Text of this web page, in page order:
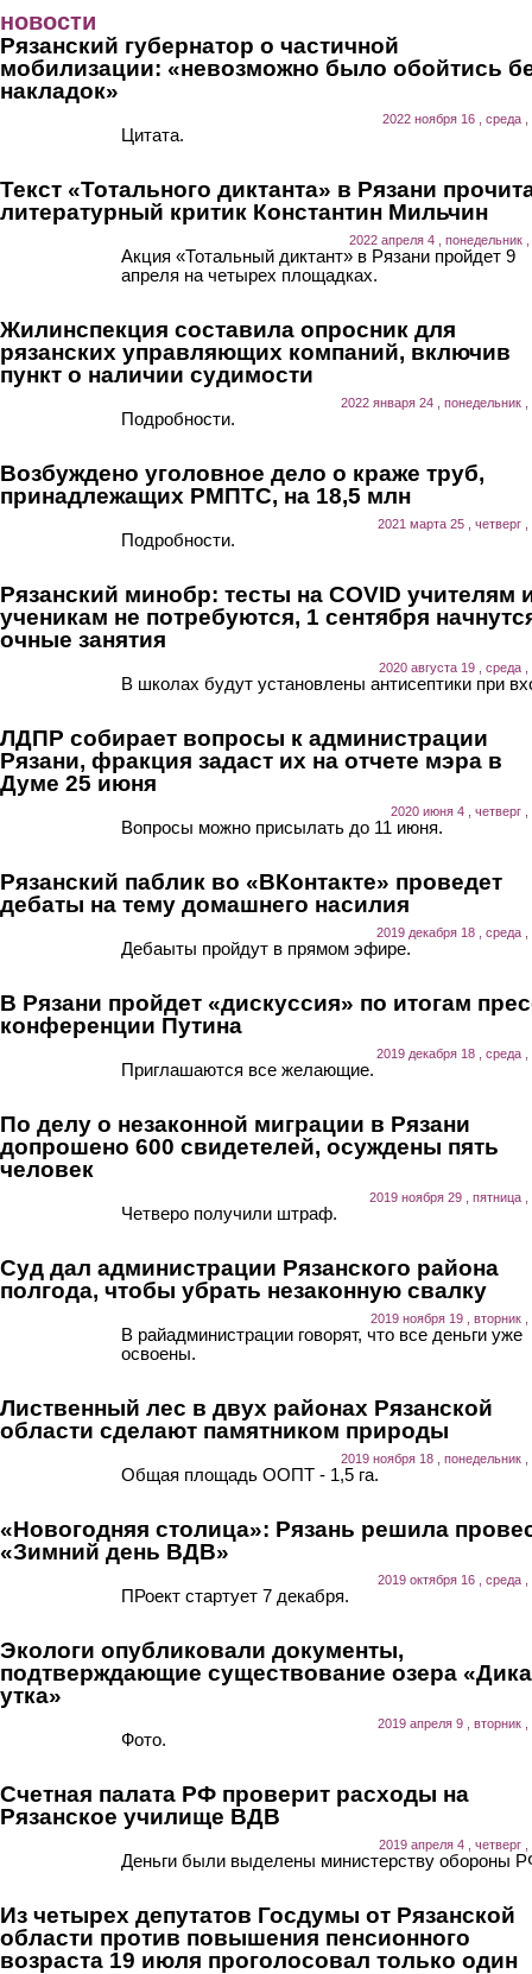
новости
Рязанский губернатор о частичной
мобилизации: «невозможно было обойтись
накладок»
2022 ноября 16 , среда ,
Цитата.
Текст «Тотального диктанта» в Рязани
литературный критик Константин Мильчин
2022 апреля 4 , понедельник ,
Акция «Тотальный диктант» в Рязани пройдет 9
апреля на четырех площадках.
Жилинспекция составила опросник для
рязанских управляющих компаний, включив
пункт о наличии судимости
2022 января 24 , понедельник ,
Подробности.
Возбуждено уголовное дело о краже труб,
принадлежащих РМПТС, на 18,5 млн
2021 марта 25 , четверг ,
Подробности.
Рязанский минобр: тесты на COVID учителям
ученикам не потребуются, 1 сентября
очные занятия
2020 августа 19 , среда ,
В школах будут установлены антисептики при
ЛДПР собирает вопросы к администрации
Рязани, фракция задаст их на отчете мэра в
Думе 25 июня
2020 июня 4 , четверг ,
Вопросы можно присылать до 11 июня.
Рязанский паблик во «ВКонтакте» проведет
дебаты на тему домашнего насилия
2019 декабря 18 , среда ,
Дебаыты пройдут в прямом эфире.
В Рязани пройдет «дискуссия» по итогам
конференции Путина
2019 декабря 18 , среда ,
Приглашаются все желающие.
По делу о незаконной миграции в Рязани
допрошено 600 свидетелей, осуждены пять
человек
2019 ноября 29 , пятница ,
Четверо получили штраф.
Суд дал администрации Рязанского района
полгода, чтобы убрать незаконную свалку
2019 ноября 19 , вторник ,
В райадминистрации говорят, что все деньги уже
освоены.
Лиственный лес в двух районах Рязанской
области сделают памятником природы
2019 ноября 18 , понедельник ,
Общая площадь ООПТ - 1,5 га.
«Новогодняя столица»: Рязань решила
«Зимний день ВДВ»
2019 октября 16 , среда ,
ПРоект стартует 7 декабря.
Экологи опубликовали документы,
подтверждающие существование озера
утка»
2019 апреля 9 , вторник ,
Фото.
Счетная палата РФ проверит расходы на
Рязанское училище ВДВ
2019 апреля 4 , четверг ,
Деньги были выделены министерству обороны
Из четырех депутатов Госдумы от Рязанской
области против повышения пенсионного
возраста 19 июля проголосовал только один